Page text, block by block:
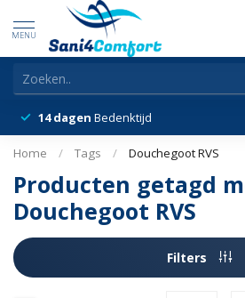
MENU
14 dagen Bedenktijd
Home / Tags / Douchegoot RVS
Producten getagd
Douchegoot RVS
Filters